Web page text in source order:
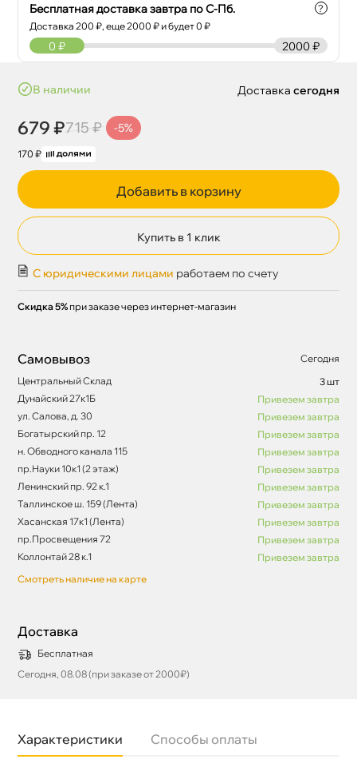
Бесплатная доставка завтра по С-Пб.
Доставка200 ₽, еще2000 ₽ и будет 0 ₽
?
2000 ₽
0 ₽
наличии
679 ₽715 ₽ -5%
170 ₽
Доставка сегодня
Добавить в корзину
Купить в 1 клик
С юридическими лицами работаем по счету
Скидка 5% при заказе через интернет-магазин
Самовывоз
Сегодня
Центральный Склад
3 шт
Дунайский 27к1Б
Привезем завтра
ул. Салова, д. 30
Привезем завтра
Богатырский пр. 12
Привезем завтра
н. Обводного канала 115
Привезем завтра
пр.Науки 10к1 (2 этаж)
Привезем завтра
Ленинский пр. 92 к.1
Привезем завтра
Таллинское ш. 159 (Лента)
Привезем завтра
Хасанская 17к1 (Лента)
Привезем завтра
пр.Просвещения 72
Привезем завтра
Коллонтай 28 к.1
Привезем завтра
Смотреть наличие на карте
Доставка
Бесплатная
Сегодня, 08.08 (при заказе от 2000₽)
Характеристики Способы оплаты